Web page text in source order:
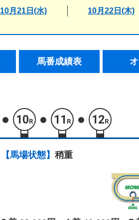
10月21日(水) 10月22日(木)
馬番成績表
10R 11 R 12R
【馬場状態】 稍重